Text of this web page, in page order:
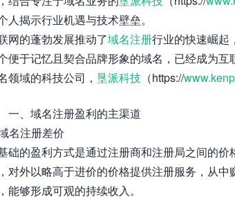
人揭示行业机遇与技术壁垒。
网的蓬勃发展推动了域名注册行业的快速崛起
便于记忆且契合品牌形象的域名，已经成为
领域的科技公司， 垦派科技 （https://
一、域名注册盈利的主渠道
名注册差价
础的盈利方式是通过注册商和注册局之间的价
对外以略高于进价的价格提供注册服务，从
能够形成可观的持续收入。